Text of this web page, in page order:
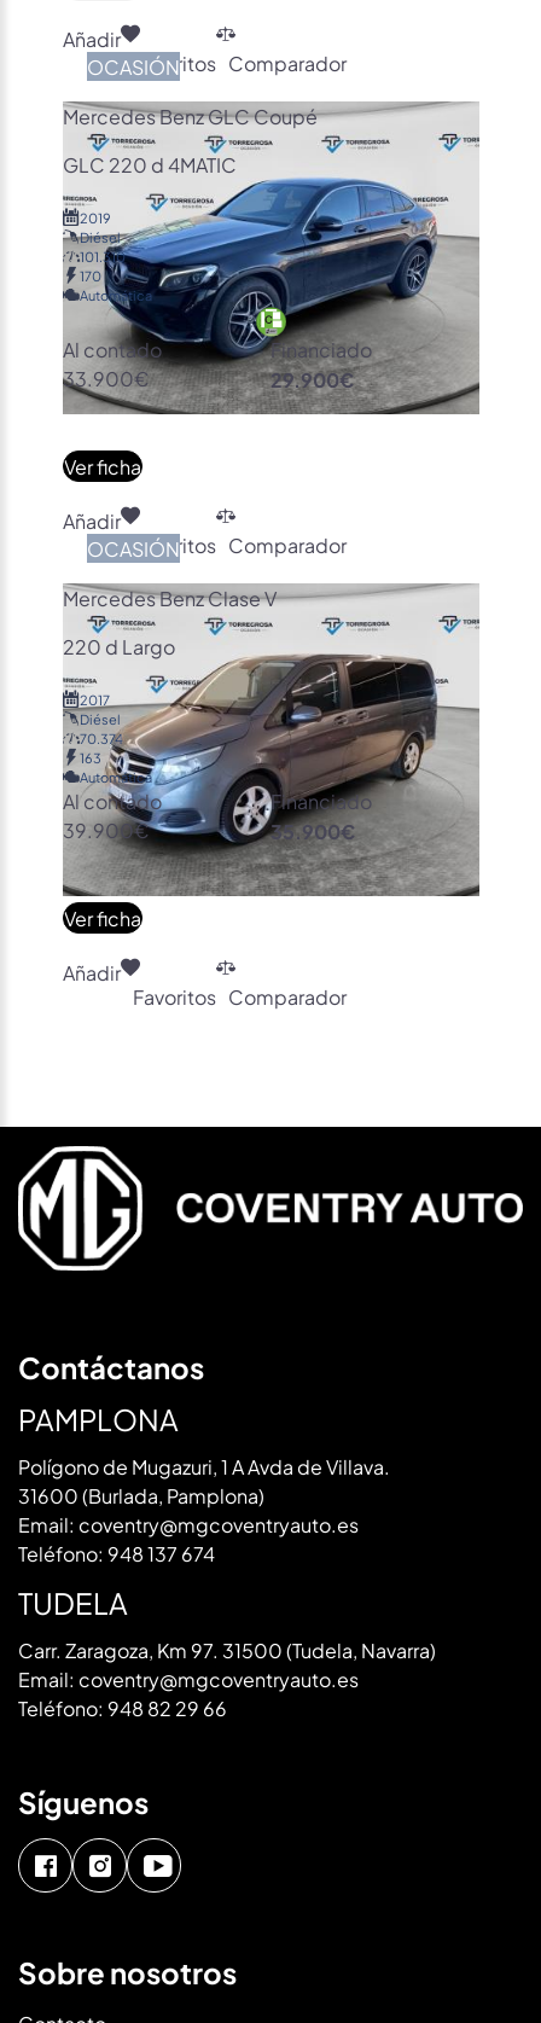
Añadir
Favoritos Comparador
OCASIÓN
Mercedes Benz GLC Coupé
GLC 220 d 4MATIC
2019
Diésel
101.310
170
Automática
Al contado
33.900€
Financiado
29.900€
Ver ficha
Añadir
Favoritos Comparador
OCASIÓN
Mercedes Benz Clase V
220 d Largo
2017
Diésel
70.374
163
Automática
Al contado
39.900€
Financiado
35.900€
Ver ficha
Añadir
Favoritos Comparador
Contáctanos
PAMPLONA
Polígono de Mugazuri, 1 A Avda de Villava.
31600 (Burlada, Pamplona)
Email: coventry@mgcoventryauto.es
Teléfono: 948 137 674
TUDELA
Carr. Zaragoza, Km 97. 31500 (Tudela, Navarra)
Email: coventry@mgcoventryauto.es
Teléfono: 948 82 29 66
Síguenos
Sobre nosotros